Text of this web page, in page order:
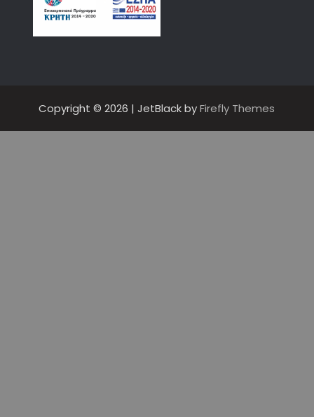
Copyright © 2026 | JetBlack byFirefly Themes